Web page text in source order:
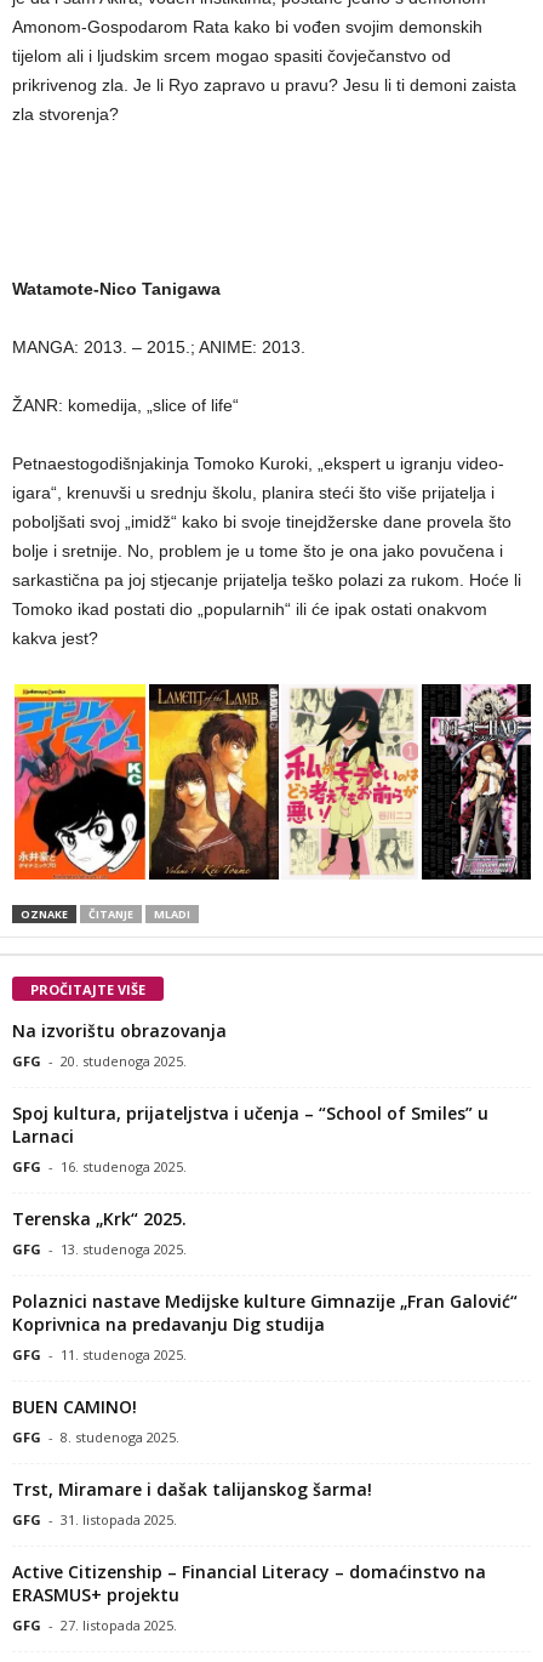
Amonom-Gospodarom Rata kako bi vođen svojim demonskih
tijelom ali i ljudskim srcem mogao spasiti čovječanstvo od
prikrivenog zla. Je li Ryo zapravo u pravu? Jesu li ti demoni zaista
zla stvorenja?
Watamote-Nico Tanigawa
MANGA: 2013. – 2015.; ANIME: 2013.
ŽANR: komedija, „slice of life“
Petnaestogodišnjakinja Tomoko Kuroki, „ekspert u igranju video-
igara“, krenuvši u srednju školu, planira steći što više prijatelja i
poboljšati svoj „imidž“ kako bi svoje tinejdžerske dane provela što
bolje i sretnije. No, problem je u tome što je ona jako povučena i
sarkastična pa joj stjecanje prijatelja teško polazi za rukom. Hoće li
Tomoko ikad postati dio „popularnih“ ili će ipak ostati onakvom
kakva jest?
OZNAKE ČITANJE MLADI
PROČITAJTE VIŠE
Na izvorištu obrazovanja
GFG - 20. studenoga 2025.
Spoj kultura, prijateljstva i učenja – “School of Smiles” u
Larnaci
GFG - 16. studenoga 2025.
Terenska „Krk“ 2025.
GFG - 13. studenoga 2025.
Polaznici nastave Medijske kulture Gimnazije „Fran Galović“
Koprivnica na predavanju Dig studija
GFG - 11. studenoga 2025.
BUEN CAMINO!
GFG - 8. studenoga 2025.
Trst, Miramare i dašak talijanskog šarma!
GFG - 31. listopada 2025.
Active Citizenship – Financial Literacy – domaćinstvo na
ERASMUS+ projektu
GFG - 27. listopada 2025.